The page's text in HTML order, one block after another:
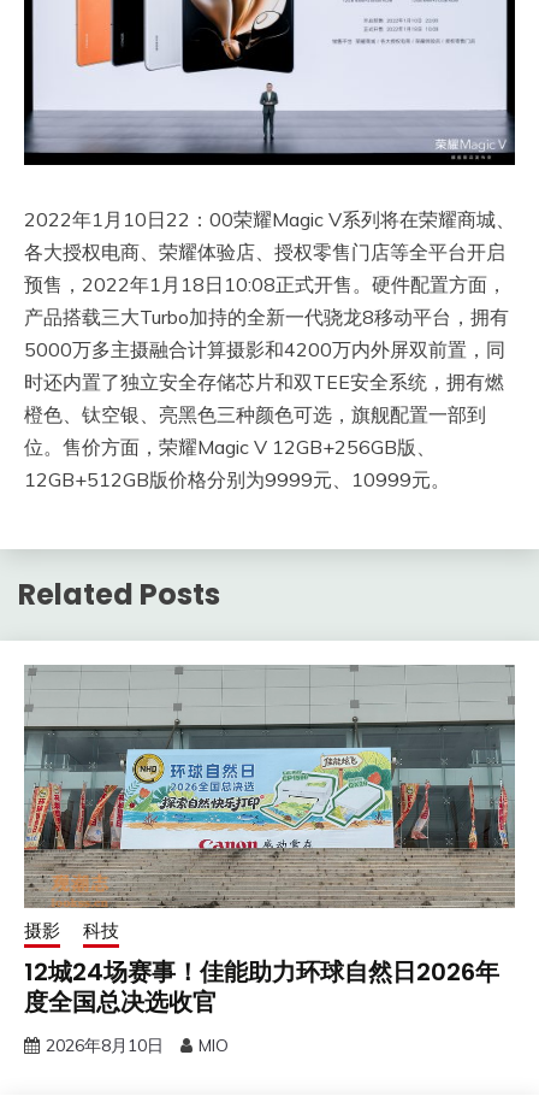
2022年1月10日22：00荣耀Magic V系列将在荣耀商城、
各大授权电商、荣耀体验店、授权零售门店等全平台开启
预售，2022年1月18日10:08正式开售。硬件配置方面，
产品搭载三大Turbo加持的全新一代骁龙8移动平台，拥有
5000万多主摄融合计算摄影和4200万内外屏双前置，同
时还内置了独立安全存储芯片和双TEE安全系统，拥有燃
橙色、钛空银、亮黑色三种颜色可选，旗舰配置一部到
位。售价方面，荣耀Magic V 12GB+256GB版、
12GB+512GB版价格分别为9999元、10999元。
Related Posts
摄影 科技
12城24场赛事！佳能助力环球自然日2026年
度全国总决选收官
2026年8月10日 MIO